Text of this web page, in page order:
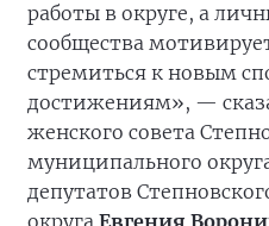
работы в округе, а
сообщества
стремиться к новым
достижениям», —
женского совета
муниципального
депутатов